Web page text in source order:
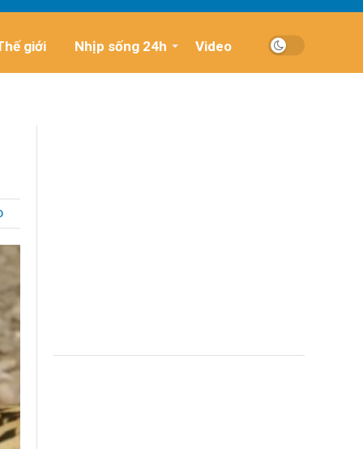
giới Nhịp sống 24h Video